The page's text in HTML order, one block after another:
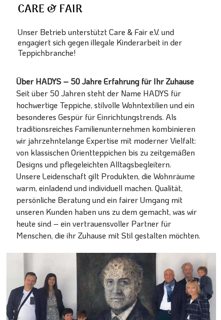
CARE & FAIR
Unser Betrieb unterstützt Care & Fair e.V. und
engagiert sich gegen illegale Kinderarbeit in der
Teppichbranche!
Über HADYS – 50 Jahre Erfahrung für Ihr Zuhause
Seit über 50 Jahren steht der Name HADYS für
hochwertige Teppiche, stilvolle Wohntextilien und ein
besonderes Gespür für Einrichtungstrends. Als
traditionsreiches Familienunternehmen kombinieren
wir jahrzehntelange Expertise mit moderner Vielfalt:
von klassischen Orientteppichen bis zu zeitgemäßen
Designs und pflegeleichten Alltagsbegleitern.
Unsere Leidenschaft gilt Produkten, die Wohnräume
warm, einladend und individuell machen. Qualität,
persönliche Beratung und ein fairer Umgang mit
unseren Kunden haben uns zu dem gemacht, was wir
heute sind – ein vertrauensvoller Partner für
Menschen, die ihr Zuhause mit Stil gestalten möchten.